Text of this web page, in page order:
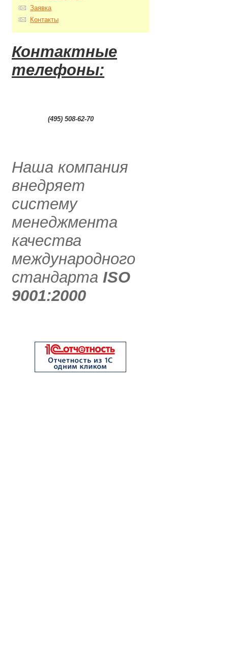
Заявка
Контакты
Контактные
телефоны:
(495) 508-62-70
Наша компания
внедряет
систему
менеджмента
качества
международного
стандарта ISO
9001:2000